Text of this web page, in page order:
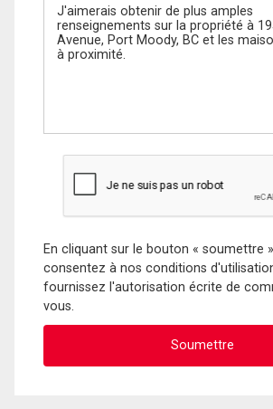
En cliquant sur le bouton « soumettre
consentez à nos conditions
fournissez l'autorisation écrite de
vous.